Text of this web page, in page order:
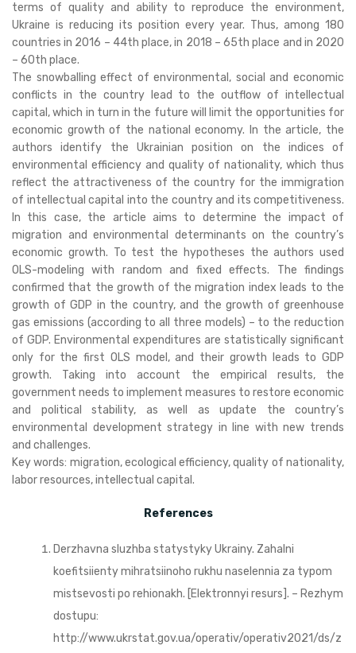
terms of quality and ability to reproduce the environment,
Ukraine is reducing its position every year. Thus, among 180
countries in 2016 – 44th place, in 2018 – 65th place and in 2020
– 60th place.
The snowballing effect of environmental, social and economic
conflicts in the country lead to the outflow of intellectual
capital, which in turn in the future will limit the opportunities for
economic growth of the national economy. In the article, the
authors identify the Ukrainian position on the indices of
environmental efficiency and quality of nationality, which thus
reflect the attractiveness of the country for the immigration
of intellectual capital into the country and its competitiveness.
In this case, the article aims to determine the impact of
migration and environmental determinants on the country’s
economic growth. To test the hypotheses the authors used
OLS-modeling with random and fixed effects. The findings
confirmed that the growth of the migration index leads to the
growth of GDP in the country, and the growth of greenhouse
gas emissions (according to all three models) – to the reduction
of GDP. Environmental expenditures are statistically significant
only for the first OLS model, and their growth leads to GDP
growth. Taking into account the empirical results, the
government needs to implement measures to restore economic
and political stability, as well as update the country’s
environmental development strategy in line with new trends
and challenges.
Key words: migration, ecological efficiency, quality of nationality,
labor resources, intellectual capital.
References
Derzhavna sluzhba statystyky Ukrainy. Zahalni
koefitsiienty mihratsiinoho rukhu naselennia za typom
mistsevosti po rehionakh. [Elektronnyi resurs]. – Rezhym
dostupu:
http://www.ukrstat.gov.ua/operativ/operativ2021/ds/z